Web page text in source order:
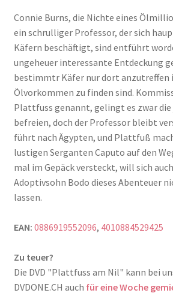
Connie Burns, die Nichte eines
ein schrulliger Professor, der sich
Käfern beschäftigt, sind entführt
ungeheuer interessante Entdeckung
bestimmtr Käfer nur dort anzutreffen
Ölvorkommen zu finden sind.
Plattfuss genannt, gelingt es zwar die
befreien, doch der Professor bleibt
führt nach Ägypten, und Plattfuß
lustigen Serganten Caputo auf den
mal im Gepäck versteckt, will sich
Adoptivsohn Bodo dieses Abenteuer
lassen.
EAN: 0886919552096, 4010884529425
Zu teuer?
Die DVD "Plattfuss am Nil" kann bei
DVDONE.CH auch für eine Woche